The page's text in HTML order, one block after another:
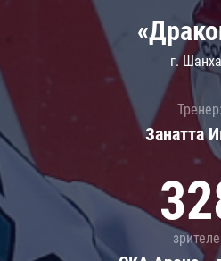
г.
Тренер:
Занатта